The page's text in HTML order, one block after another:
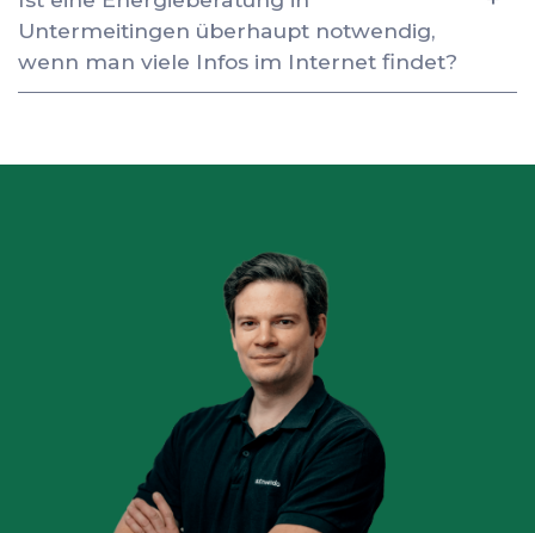
Untermeitingen überhaupt notwendig,
wenn man viele Infos im Internet findet?